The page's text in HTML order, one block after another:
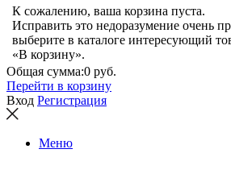
К сожалению, ваша корзина пуста.
Исправить это недоразумение очень
выберите в каталоге интересующий
«В корзину».
Общая сумма:0 руб.
Перейти в корзину
Вход Регистрация
Меню